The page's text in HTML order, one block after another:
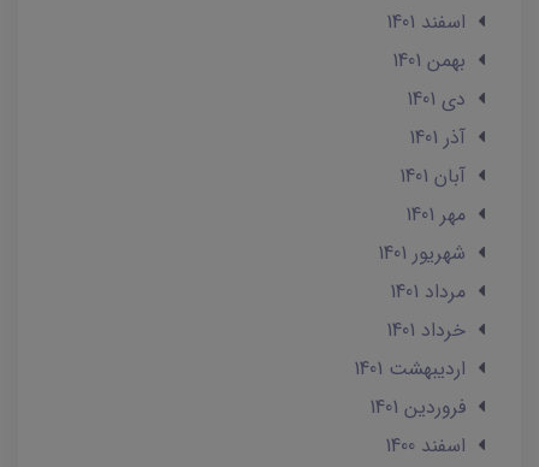
اسفند 1401
بهمن 1401
دی 1401
آذر 1401
آبان 1401
مهر 1401
شهریور 1401
مرداد 1401
خرداد 1401
ارديبهشت 1401
فروردین 1401
اسفند 1400